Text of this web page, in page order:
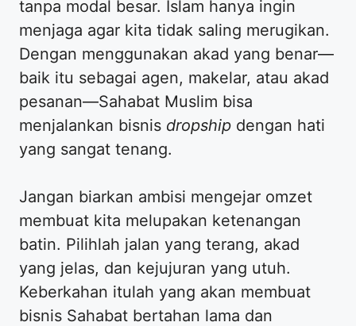
tanpa modal besar. Islam hanya ingin
menjaga agar kita tidak saling merugikan.
Dengan menggunakan akad yang benar—
baik itu sebagai agen, makelar, atau akad
pesanan—Sahabat Muslim bisa
menjalankan bisnis dropship dengan hati
yang sangat tenang.
Jangan biarkan ambisi mengejar omzet
membuat kita melupakan ketenangan
batin. Pilihlah jalan yang terang, akad
yang jelas, dan kejujuran yang utuh.
Keberkahan itulah yang akan membuat
bisnis Sahabat bertahan lama dan